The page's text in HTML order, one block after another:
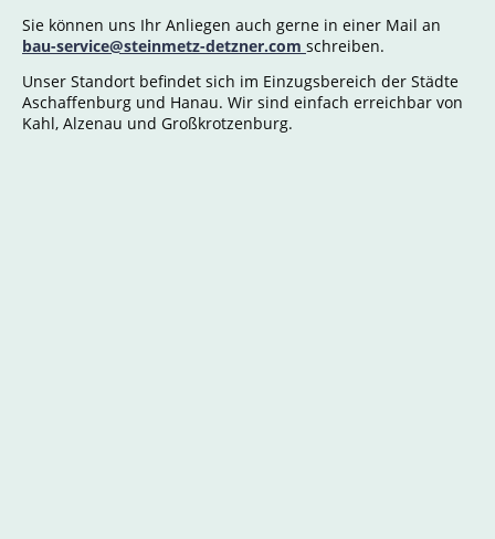
Sie können uns Ihr Anliegen auch gerne in einer Mail an
bau-service@steinmetz-detzner.com schreiben.
Unser Standort befindet sich im Einzugsbereich der Städte
Aschaffenburg und Hanau. Wir sind einfach erreichbar von
Kahl, Alzenau und Großkrotzenburg.